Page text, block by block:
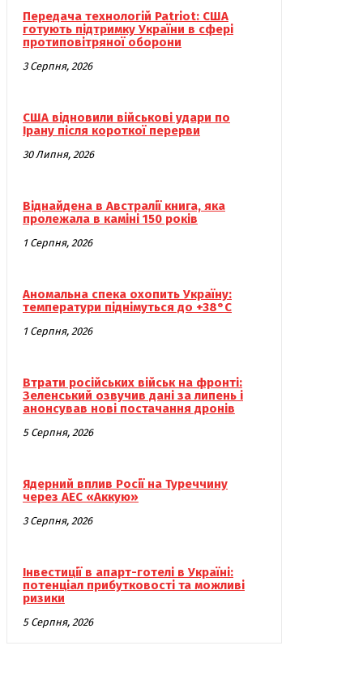
Передача технологій Patriot: США
готують підтримку України в сфері
протиповітряної оборони
3 Серпня, 2026
США відновили військові удари по
Ірану після короткої перерви
30 Липня, 2026
Віднайдена в Австралії книга, яка
пролежала в каміні 150 років
1 Серпня, 2026
Аномальна спека охопить Україну:
температури піднімуться до +38°C
1 Серпня, 2026
Втрати російських військ на фронті:
Зеленський озвучив дані за липень і
анонсував нові постачання дронів
5 Серпня, 2026
Ядерний вплив Росії на Туреччину
через АЕС «Аккую»
3 Серпня, 2026
Інвестиції в апарт-готелі в Україні:
потенціал прибутковості та можливі
ризики
5 Серпня, 2026